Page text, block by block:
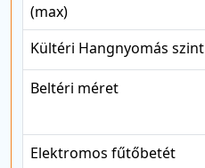
(max)
Kültéri Hangnyomás szint
Beltéri méret
Elektromos fűtőbetét